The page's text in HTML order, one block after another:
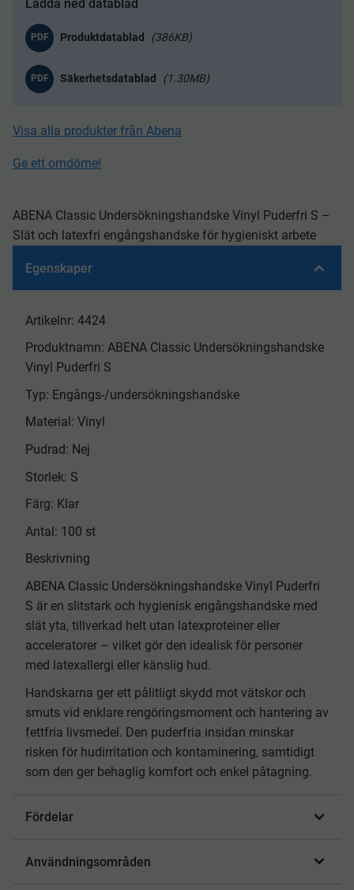
Ladda ned datablad
PDF 386KB
PDF 1.30MB
Visa alla produkter från Abena
Ge ett omdöme!
ABENA Classic Undersökningshandske Vinyl Puderfri S –
Slät och latexfri engångshandske för hygieniskt arbete
Egenskaper
Artikelnr: 4424
Produktnamn: ABENA Classic Undersökningshandske
Vinyl Puderfri S
Typ: Engångs-/undersökningshandske
Material: Vinyl
Pudrad: Nej
Storlek: S
Färg: Klar
Antal: 100 st
Beskrivning
ABENA Classic Undersökningshandske Vinyl Puderfri
S är en slitstark och hygienisk engångshandske med
slät yta, tillverkad helt utan latexproteiner eller
acceleratorer – vilket gör den idealisk för personer
med latexallergi eller känslig hud.
Handskarna ger ett pålitligt skydd mot vätskor och
smuts vid enklare rengöringsmoment och hantering av
fettfria livsmedel. Den puderfria insidan minskar
risken för hudirritation och kontaminering, samtidigt
som den ger behaglig komfort och enkel påtagning.
Fördelar
Användningsområden